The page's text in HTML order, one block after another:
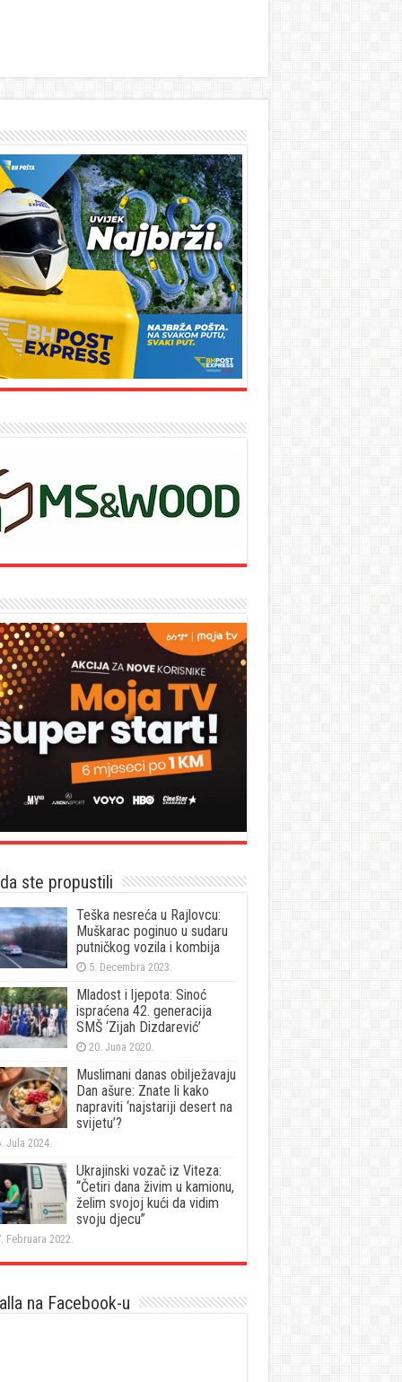
ste propustili
Teška nesreća u Rajlovcu:
Muškarac poginuo u sudaru
putničkog vozila i kombija
5. Decembra 2023.
Mladost i ljepota: Sinoć
ispraćena 42. generacija
SMŠ ‘Zijah Dizdarević’
20. Juna 2020.
Muslimani danas obilježavaju
Dan ašure: Znate li kako
napraviti ‘najstariji desert na
svijetu’?
Jula 2024.
Ukrajinski vozač iz Viteza:
“Četiri dana živim u kamionu,
želim svojoj kući da vidim
svoju djecu”
Februara 2022.
na Facebook-u